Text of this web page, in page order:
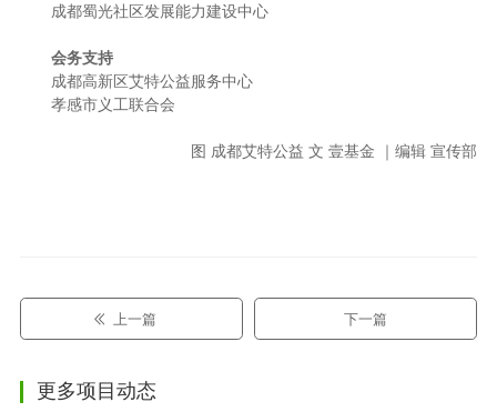
成都蜀光社区发展能力建设中心
会务支持
成都高新区艾特公益服务中心
孝感市义工联合会
图 成都艾特公益 文 壹基金 ｜编辑 宣传部
上一篇 下一篇
更多项目动态